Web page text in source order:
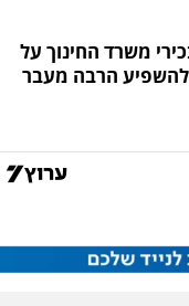
משרד החינוך על
להשפיע הרבה מעבר